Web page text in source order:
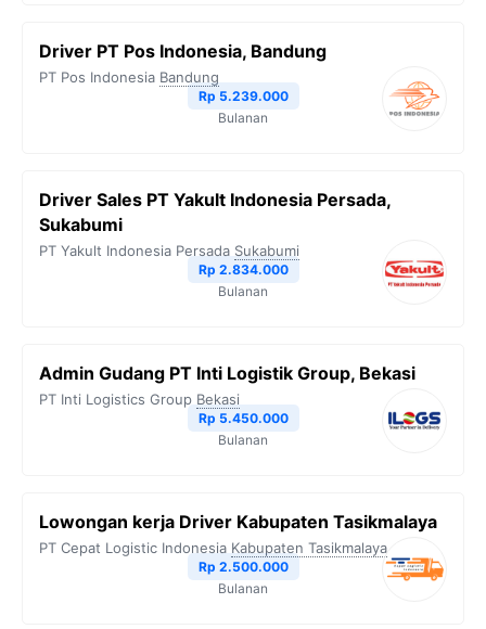
Driver PT Pos Indonesia, Bandung
PT Pos Indonesia Bandung
Rp 5.239.000
Bulanan
Driver Sales PT Yakult Indonesia Persada,
Sukabumi
PT Yakult Indonesia Persada Sukabumi
Rp 2.834.000
Bulanan
Admin Gudang PT Inti Logistik Group, Bekasi
PT Inti Logistics Group Bekasi
Rp 5.450.000
Bulanan
Lowongan kerja Driver Kabupaten Tasikmalaya
PT Cepat Logistic Indonesia Kabupaten Tasikmalaya
Rp 2.500.000
Bulanan